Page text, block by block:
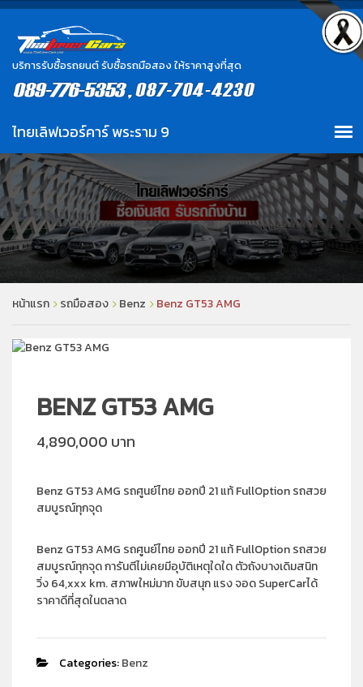
บริการรับซื้อรถยนต์ รับซื้อรถมือสอง ให้ราคาสูงที่สุด
หน้าแรก รถมือสอง Benz Benz GT53 AMG
BENZ GT53 AMG
4,890,000 บาท
Benz GT53 AMG รถศูนย์ไทย ออกปี 21 แท้ FullOption รถสวย
สมบูรณ์ทุกจุด
Benz GT53 AMG รถศูนย์ไทย ออกปี 21 แท้ FullOption รถสวย
สมบูรณ์ทุกจุด การันตีไม่เคยมีอุบัติเหตุใดใด ตัวถังบางเดิมสนิท
วิ่ง 64,xxx km. สภาพใหม่มาก ขับสนุก แรง จอด SuperCarได้
ราคาดีที่สุดในตลาด
Categories:Benz